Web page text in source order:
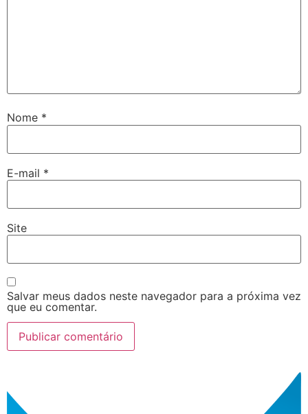
Nome *
E-mail *
Site
Salvar meus dados neste navegador para a próxima vez
que eu comentar.